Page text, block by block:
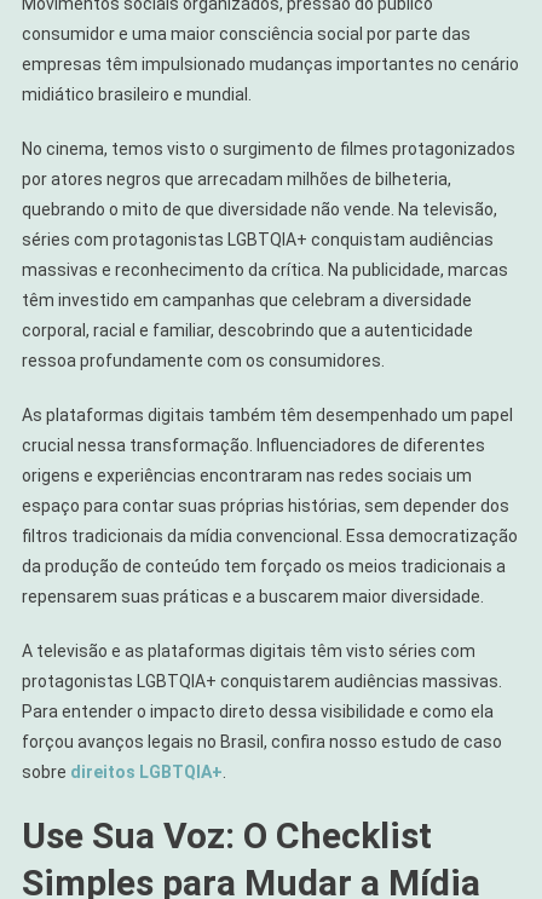
consumidor e uma maior consciência social por parte das
empresas têm impulsionado mudanças importantes no cenário
midiático brasileiro e mundial.
No cinema, temos visto o surgimento de filmes protagonizados
por atores negros que arrecadam milhões de bilheteria,
quebrando o mito de que diversidade não vende. Na televisão,
séries com protagonistas LGBTQIA+ conquistam audiências
massivas e reconhecimento da crítica. Na publicidade, marcas
têm investido em campanhas que celebram a diversidade
corporal, racial e familiar, descobrindo que a autenticidade
ressoa profundamente com os consumidores.
As plataformas digitais também têm desempenhado um papel
crucial nessa transformação. Influenciadores de diferentes
origens e experiências encontraram nas redes sociais um
espaço para contar suas próprias histórias, sem depender dos
filtros tradicionais da mídia convencional. Essa democratização
da produção de conteúdo tem forçado os meios tradicionais a
repensarem suas práticas e a buscarem maior diversidade.
A televisão e as plataformas digitais têm visto séries com
protagonistas LGBTQIA+ conquistarem audiências massivas.
Para entender o impacto direto dessa visibilidade e como ela
forçou avanços legais no Brasil, confira nosso estudo de caso
sobre direitos LGBTQIA+
Use Sua Voz: O Checklist
Simples para Mudar a Mídia